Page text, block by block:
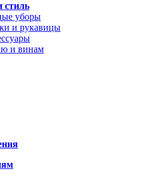
стиль
уборы
и рукавицы
и винам